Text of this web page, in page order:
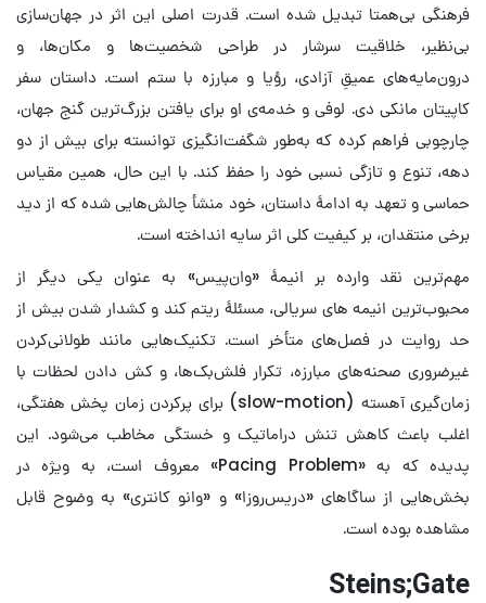
فرهنگی بی‌همتا تبدیل شده است. قدرت اصلی این اثر در جهان‌سازی
بی‌نظیر، خلاقیت سرشار در طراحی شخصیت‌ها و مکان‌ها، و
درون‌مایه‌های عمیقِ آزادی، رؤیا و مبارزه با ستم است. داستان سفر
کاپیتان مانکی دی. لوفی و خدمه‌ی او برای یافتن بزرگ‌ترین گنج جهان،
چارچوبی فراهم کرده که به‌طور شگفت‌انگیزی توانسته برای بیش از دو
دهه، تنوع و تازگی نسبی خود را حفظ کند. با این حال، همین مقیاس
حماسی و تعهد به ادامۀ داستان، خود منشأ چالش‌هایی شده که از دید
برخی منتقدان، بر کیفیت کلی اثر سایه انداخته است.
مهم‌ترین نقد وارده بر انیمۀ «وان‌پیس» به عنوان یکی دیگر از
محبوب‌ترین انیمه های سریالی، مسئلۀ ریتم کند و کشدار شدن بیش از
حد روایت در فصل‌های متأخر است. تکنیک‌هایی مانند طولانی‌کردن
غیرضروری صحنه‌های مبارزه، تکرار فلش‌بک‌ها، و کش دادن لحظات با
زمان‌گیری آهسته (slow-motion) برای پرکردن زمان پخش هفتگی،
اغلب باعث کاهش تنش دراماتیک و خستگی مخاطب می‌شود. این
پدیده که به «Pacing Problem» معروف است، به ویژه در
بخش‌هایی از ساگاهای «دریس‌روزا» و «وانو کانتری» به وضوح قابل
مشاهده بوده است.
Steins;Gate